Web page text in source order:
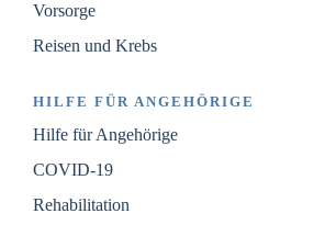
Vorsorge
Reisen und Krebs
HILFE FÜR ANGEHÖRIGE
Hilfe für Angehörige
COVID-19
Rehabilitation